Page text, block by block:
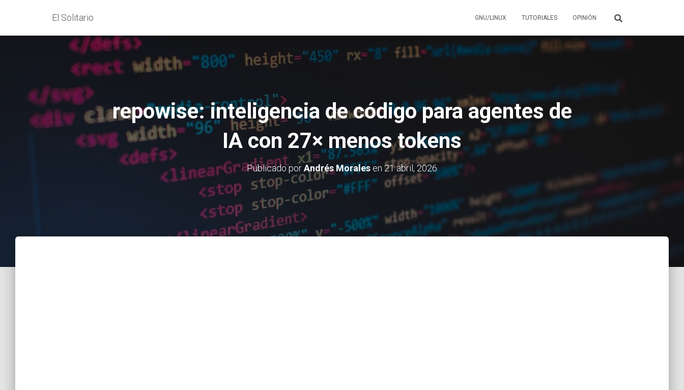
El Solitario GNU/LINUX TUTORIALES OPINIÓN
repowise: inteligencia de código para agentes de
IA con 27× menos tokens
Publicado porAndrés Moralesen 21 abril, 2026